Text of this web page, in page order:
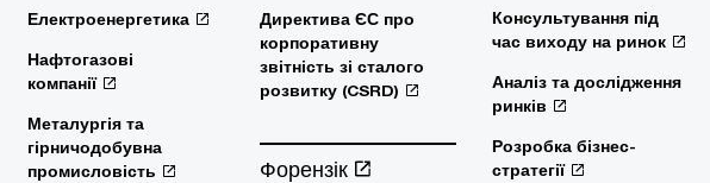
Електроенергетика
Нафтогазові
компанії
Металургія та
гірничодобувна
промисловість
Директива ЄС про
корпоративну
звітність зі сталого
розвитку (CSRD)
Форензік
Консультування під
час виходу на ринок
Аналіз та дослідження
ринків
Розробка бізнес-
стратегії